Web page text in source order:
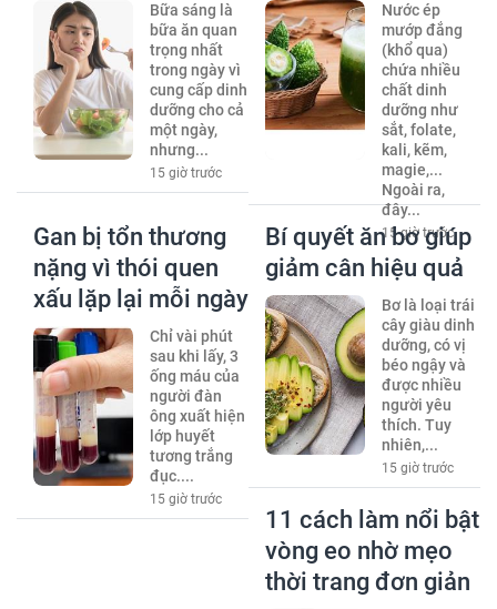
Bữa sáng là
bữa ăn quan
trọng nhất
trong ngày vì
cung cấp dinh
dưỡng cho cả
một ngày,
nhưng...
15 giờ trước
Nước ép
mướp đắng
(khổ qua)
chứa nhiều
chất dinh
dưỡng như
sắt, folate,
kali, kẽm,
magie,...
Ngoài ra,
đây...
15 giờ trước
Gan bị tổn thương
nặng vì thói quen
xấu lặp lại mỗi ngày
Chỉ vài phút
sau khi lấy, 3
ống máu của
người đàn
ông xuất hiện
lớp huyết
tương trắng
đục....
15 giờ trước
Bí quyết ăn bơ giúp
giảm cân hiệu quả
Bơ là loại trái
cây giàu dinh
dưỡng, có vị
béo ngậy và
được nhiều
người yêu
thích. Tuy
nhiên,...
15 giờ trước
11 cách làm nổi bật
vòng eo nhờ mẹo
thời trang đơn giản